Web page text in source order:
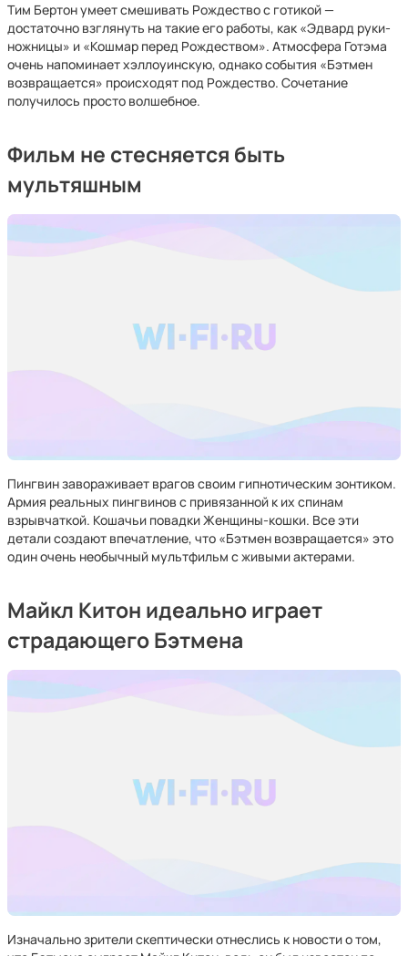
Тим Бертон умеет смешивать Рождество с готикой —
достаточно взглянуть на такие его работы, как «Эдвард руки-
ножницы» и «Кошмар перед Рождеством». Атмосфера Готэма
очень напоминает хэллоуинскую, однако события «Бэтмен
возвращается» происходят под Рождество. Сочетание
получилось просто волшебное.
Фильм не стесняется быть
мультяшным
Пингвин завораживает врагов своим гипнотическим зонтиком.
Армия реальных пингвинов с привязанной к их спинам
взрывчаткой. Кошачьи повадки Женщины-кошки. Все эти
детали создают впечатление, что «Бэтмен возвращается» это
один очень необычный мультфильм с живыми актерами.
Майкл Китон идеально играет
страдающего Бэтмена
Изначально зрители скептически отнеслись к новости о том,